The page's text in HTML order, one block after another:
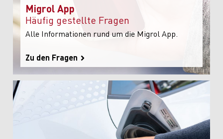
Migrol App
Häufig gestellte Fragen
Alle Informationen rund um die Migrol App.
Zu den Fragen